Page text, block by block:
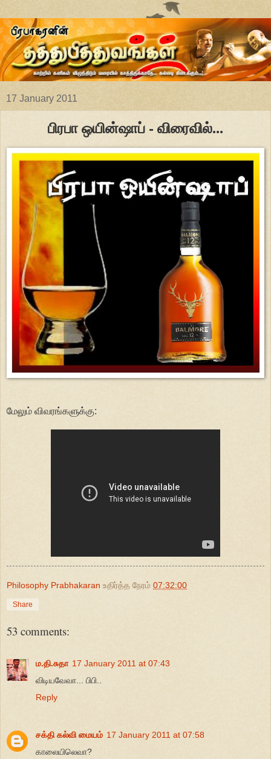
17 January 2011
பிரபா ஒயின்ஷாப் - விரைவில்...
மேலும் விவரங்களுக்கு:
Philosophy Prabhakaran உதிர்த்த நேரம் 07:32:00
Share
53 comments:
ம.தி.சுதா 17 January 2011 at 07:43
விடியவேவா... பிபி..
Reply
சக்தி கல்வி மையம் 17 January 2011 at 07:58
காலையிலெவா?